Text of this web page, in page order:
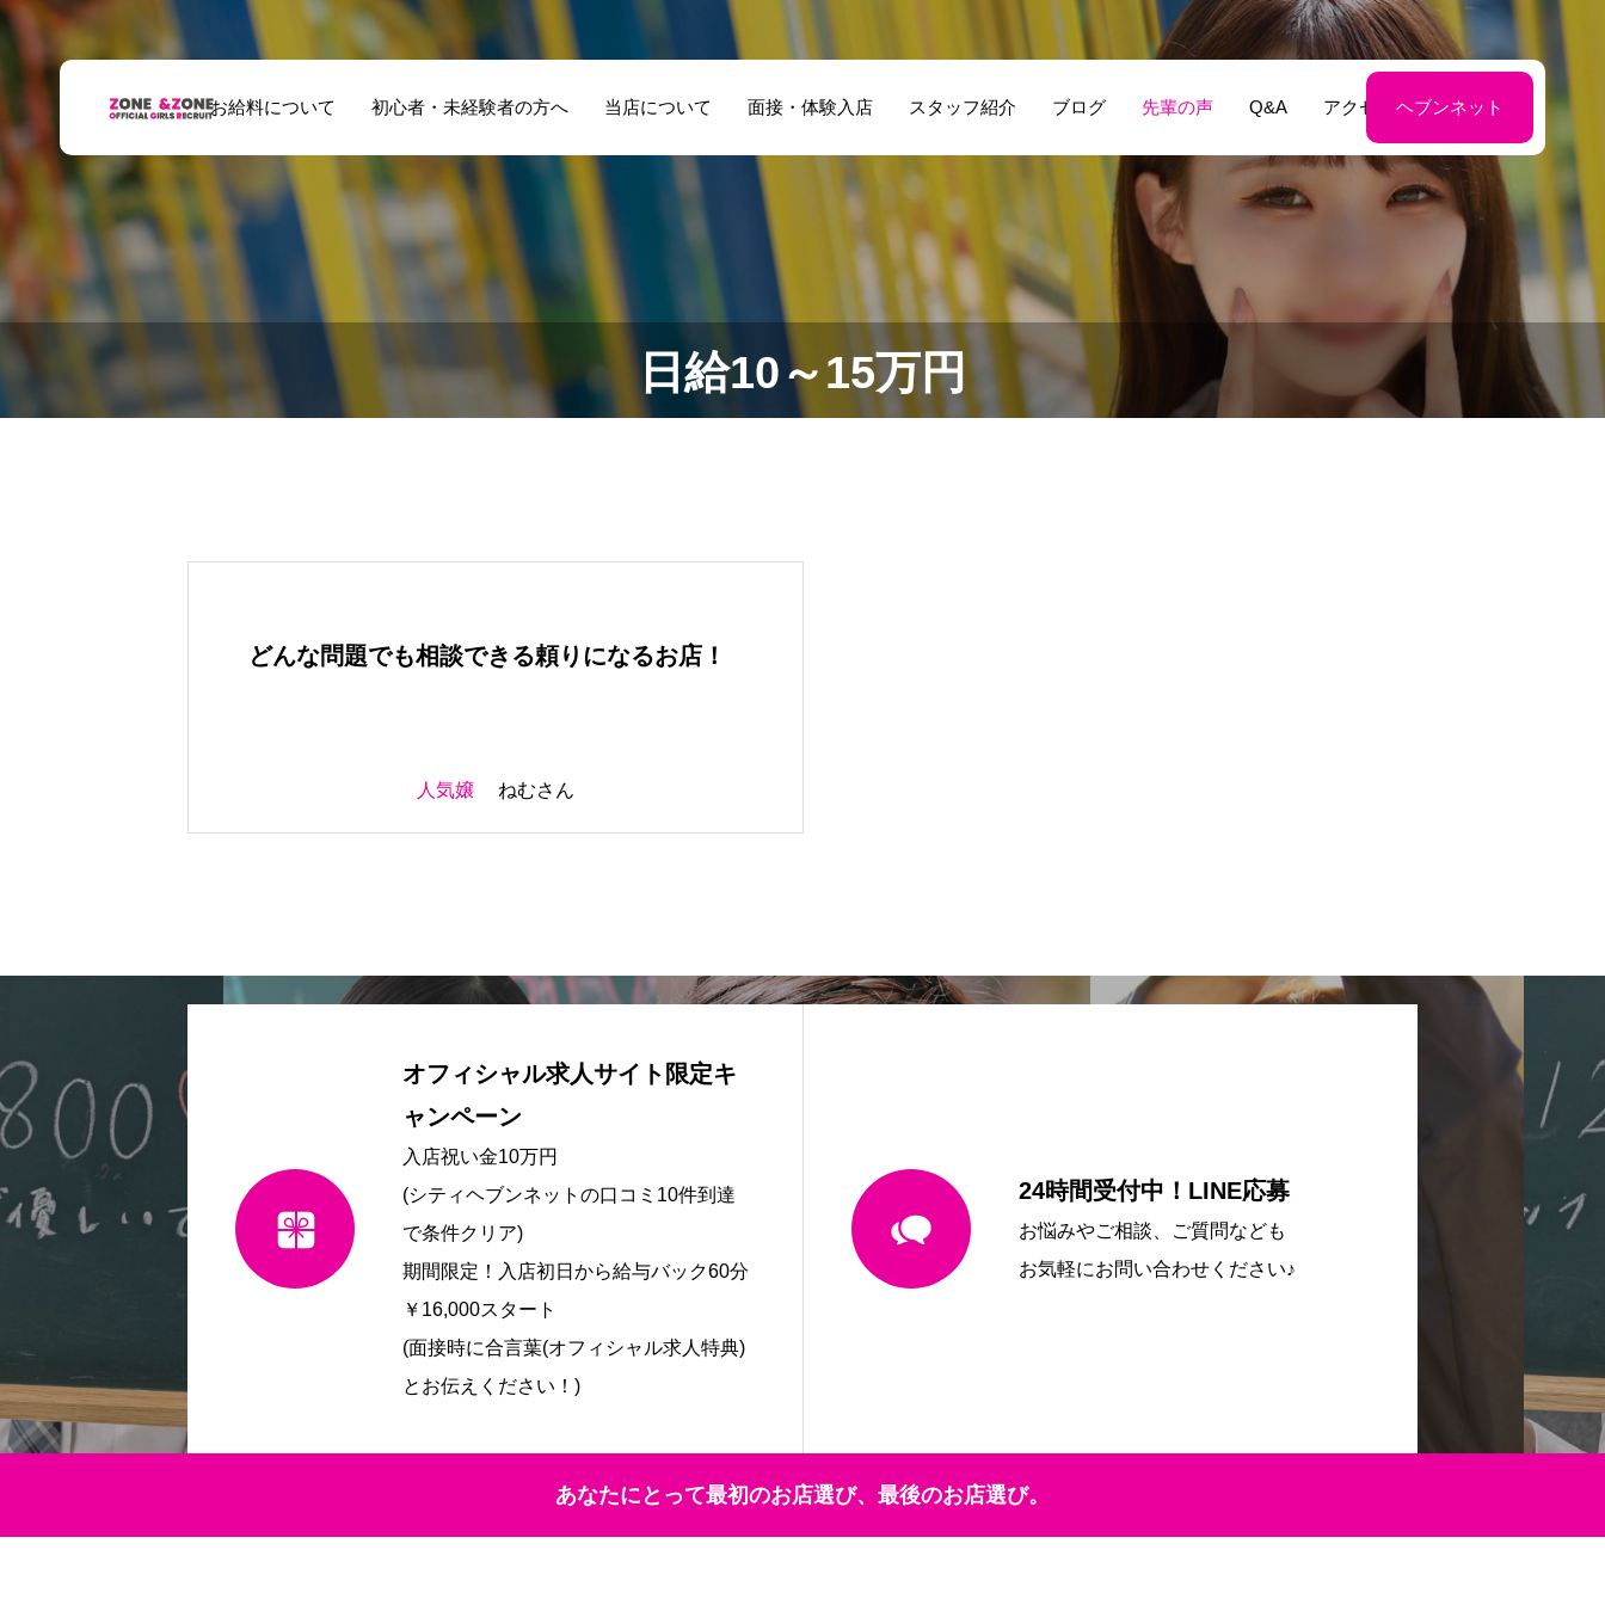
お給料について 初心者・未経験者の方へ 当店について 面接・体験入店 スタッフ紹介 ブログ 先輩の声 Q&A アクセス ヘブンネット
日給10～15万円
どんな問題でも相談できる頼りになるお店！
人気嬢 ねむさん
オフィシャル求人サイト限定キ
ャンペーン
入店祝い金10万円
(シティヘブンネットの口コミ10件到達
で条件クリア)
期間限定！入店初日から給与バック60分
￥16,000スタート
(面接時に合言葉(オフィシャル求人特典)
とお伝えください！)
24時間受付中！LINE応募
お悩みやご相談、ご質問なども
お気軽にお問い合わせください♪
あなたにとって最初のお店選び、最後のお店選び。